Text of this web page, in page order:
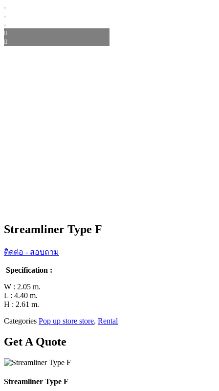
Streamliner Type F
ติดต่อ - สอบถาม
Specification :
W : 2.05 m.
L : 4.40 m.
H : 2.61 m.
Categories Pop up store store, Rental
Get A Quote
Streamliner Type F